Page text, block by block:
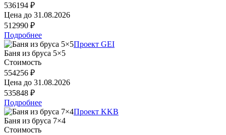
536194 ₽
Цена до 31.08.2026
512990 ₽
Подробнее
Проект GEI
Баня из бруса 5×5
Стоимость
554256 ₽
Цена до 31.08.2026
535848 ₽
Подробнее
Проект KKB
Баня из бруса 7×4
Стоимость